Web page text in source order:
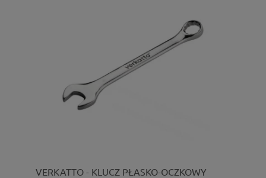
VERKATTO - KLUCZ PŁASKO-OCZKOWY